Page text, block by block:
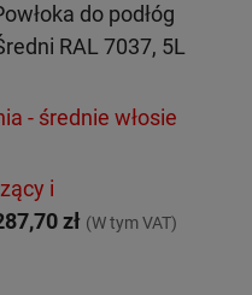
do podłóg
RAL 7037, 5L
- średnie włosie
i
zł (W tym VAT)